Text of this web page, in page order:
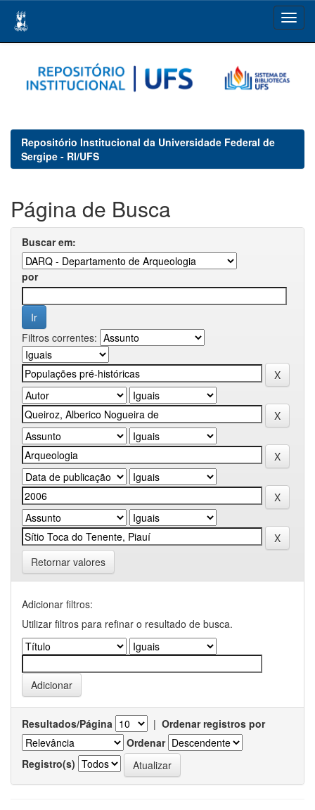
navigation
Repositório Institucional da Universidade Federal de
Sergipe - RI/UFS
Página de Busca
Buscar em:
por
Filtros correntes:
Retornar valores
Adicionar filtros:
Utilizar filtros para refinar o resultado de busca.
Resultados/Página | Ordenar registros por
Ordenar
Registro(s)